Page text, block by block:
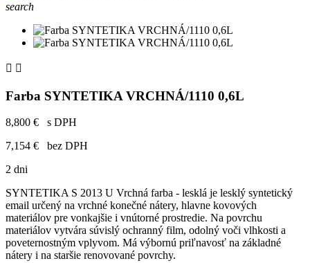
search
 
Farba SYNTETIKA VRCHNÁ/1110 0,6L
8,800 €
s DPH
7,154 €
bez DPH
2 dni
SYNTETIKA S 2013 U Vrchná farba - lesklá je lesklý syntetický
email určený na vrchné konečné nátery, hlavne kovových
materiálov pre vonkajšie i vnútorné prostredie. Na povrchu
materiálov vytvára súvislý ochranný film, odolný voči vlhkosti a
poveternostným vplyvom. Má výbornú priľnavosť na základné
nátery i na staršie renovované povrchy.